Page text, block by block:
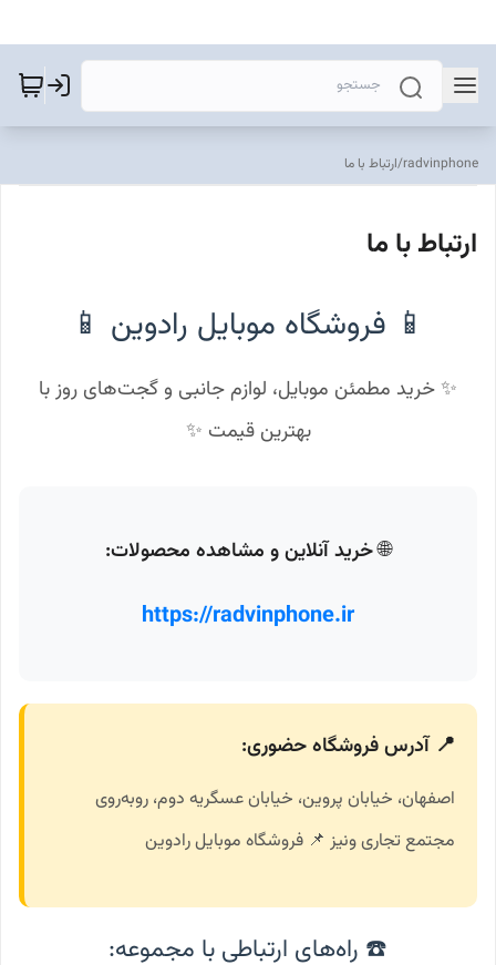
radvinphone
/ارتباط با ما
ارتباط با ما
📱 فروشگاه موبایل رادوین 📱
✨ خرید مطمئن موبایل، لوازم جانبی و گجت‌های روز با
بهترین قیمت ✨
🌐خرید آنلاین و مشاهده محصولات:
https://radvinphone.ir
📍 آدرس فروشگاه حضوری:
اصفهان، خیابان پروین، خیابان عسگریه دوم، روبه‌روی
مجتمع تجاری ونیز 📌 فروشگاه موبایل رادوین
☎️ راه‌های ارتباطی با مجموعه: